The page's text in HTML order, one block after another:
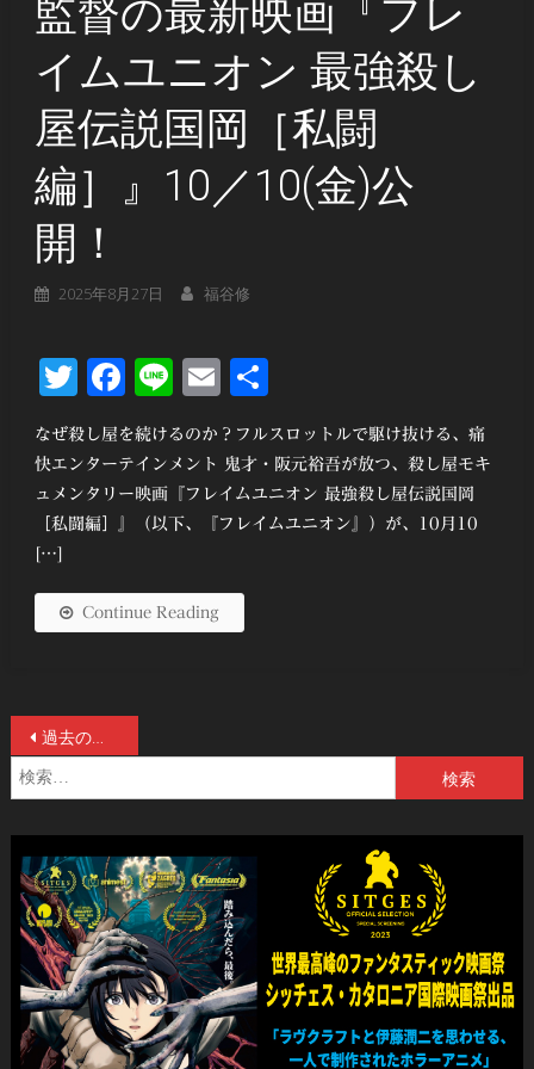
監督の最新映画『フレ
イムユニオン 最強殺し
屋伝説国岡［私闘
編］』10／10(金)公
開！
2025年8月27日 福谷修
Twitter
Facebook
LineEmail
なぜ殺し屋を続けるのか？フルスロットルで駆け抜ける、痛
快エンターテインメント 鬼才・阪元裕吾が放つ、殺し屋モキ
ュメンタリー映画『フレイムユニオン 最強殺し屋伝説国岡
［私闘編］』（以下、『フレイムユニオン』）が、10月10
[…]
Continue Reading
投
稿
ナ
ビ
ゲ
ー
シ
過去の投稿
索: